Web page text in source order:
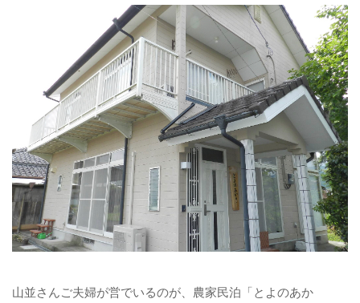
山並さんご夫婦が営でいるのが、農家民泊「とよのあか